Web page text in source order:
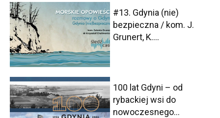
#13. Gdynia (nie)
bezpieczna / kom. J.
Grunert, K....
100 lat Gdyni – od
rybackiej wsi do
nowoczesnego...